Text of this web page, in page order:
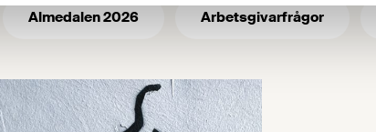
Almedalen 2026 Arbetsgivarfrågor